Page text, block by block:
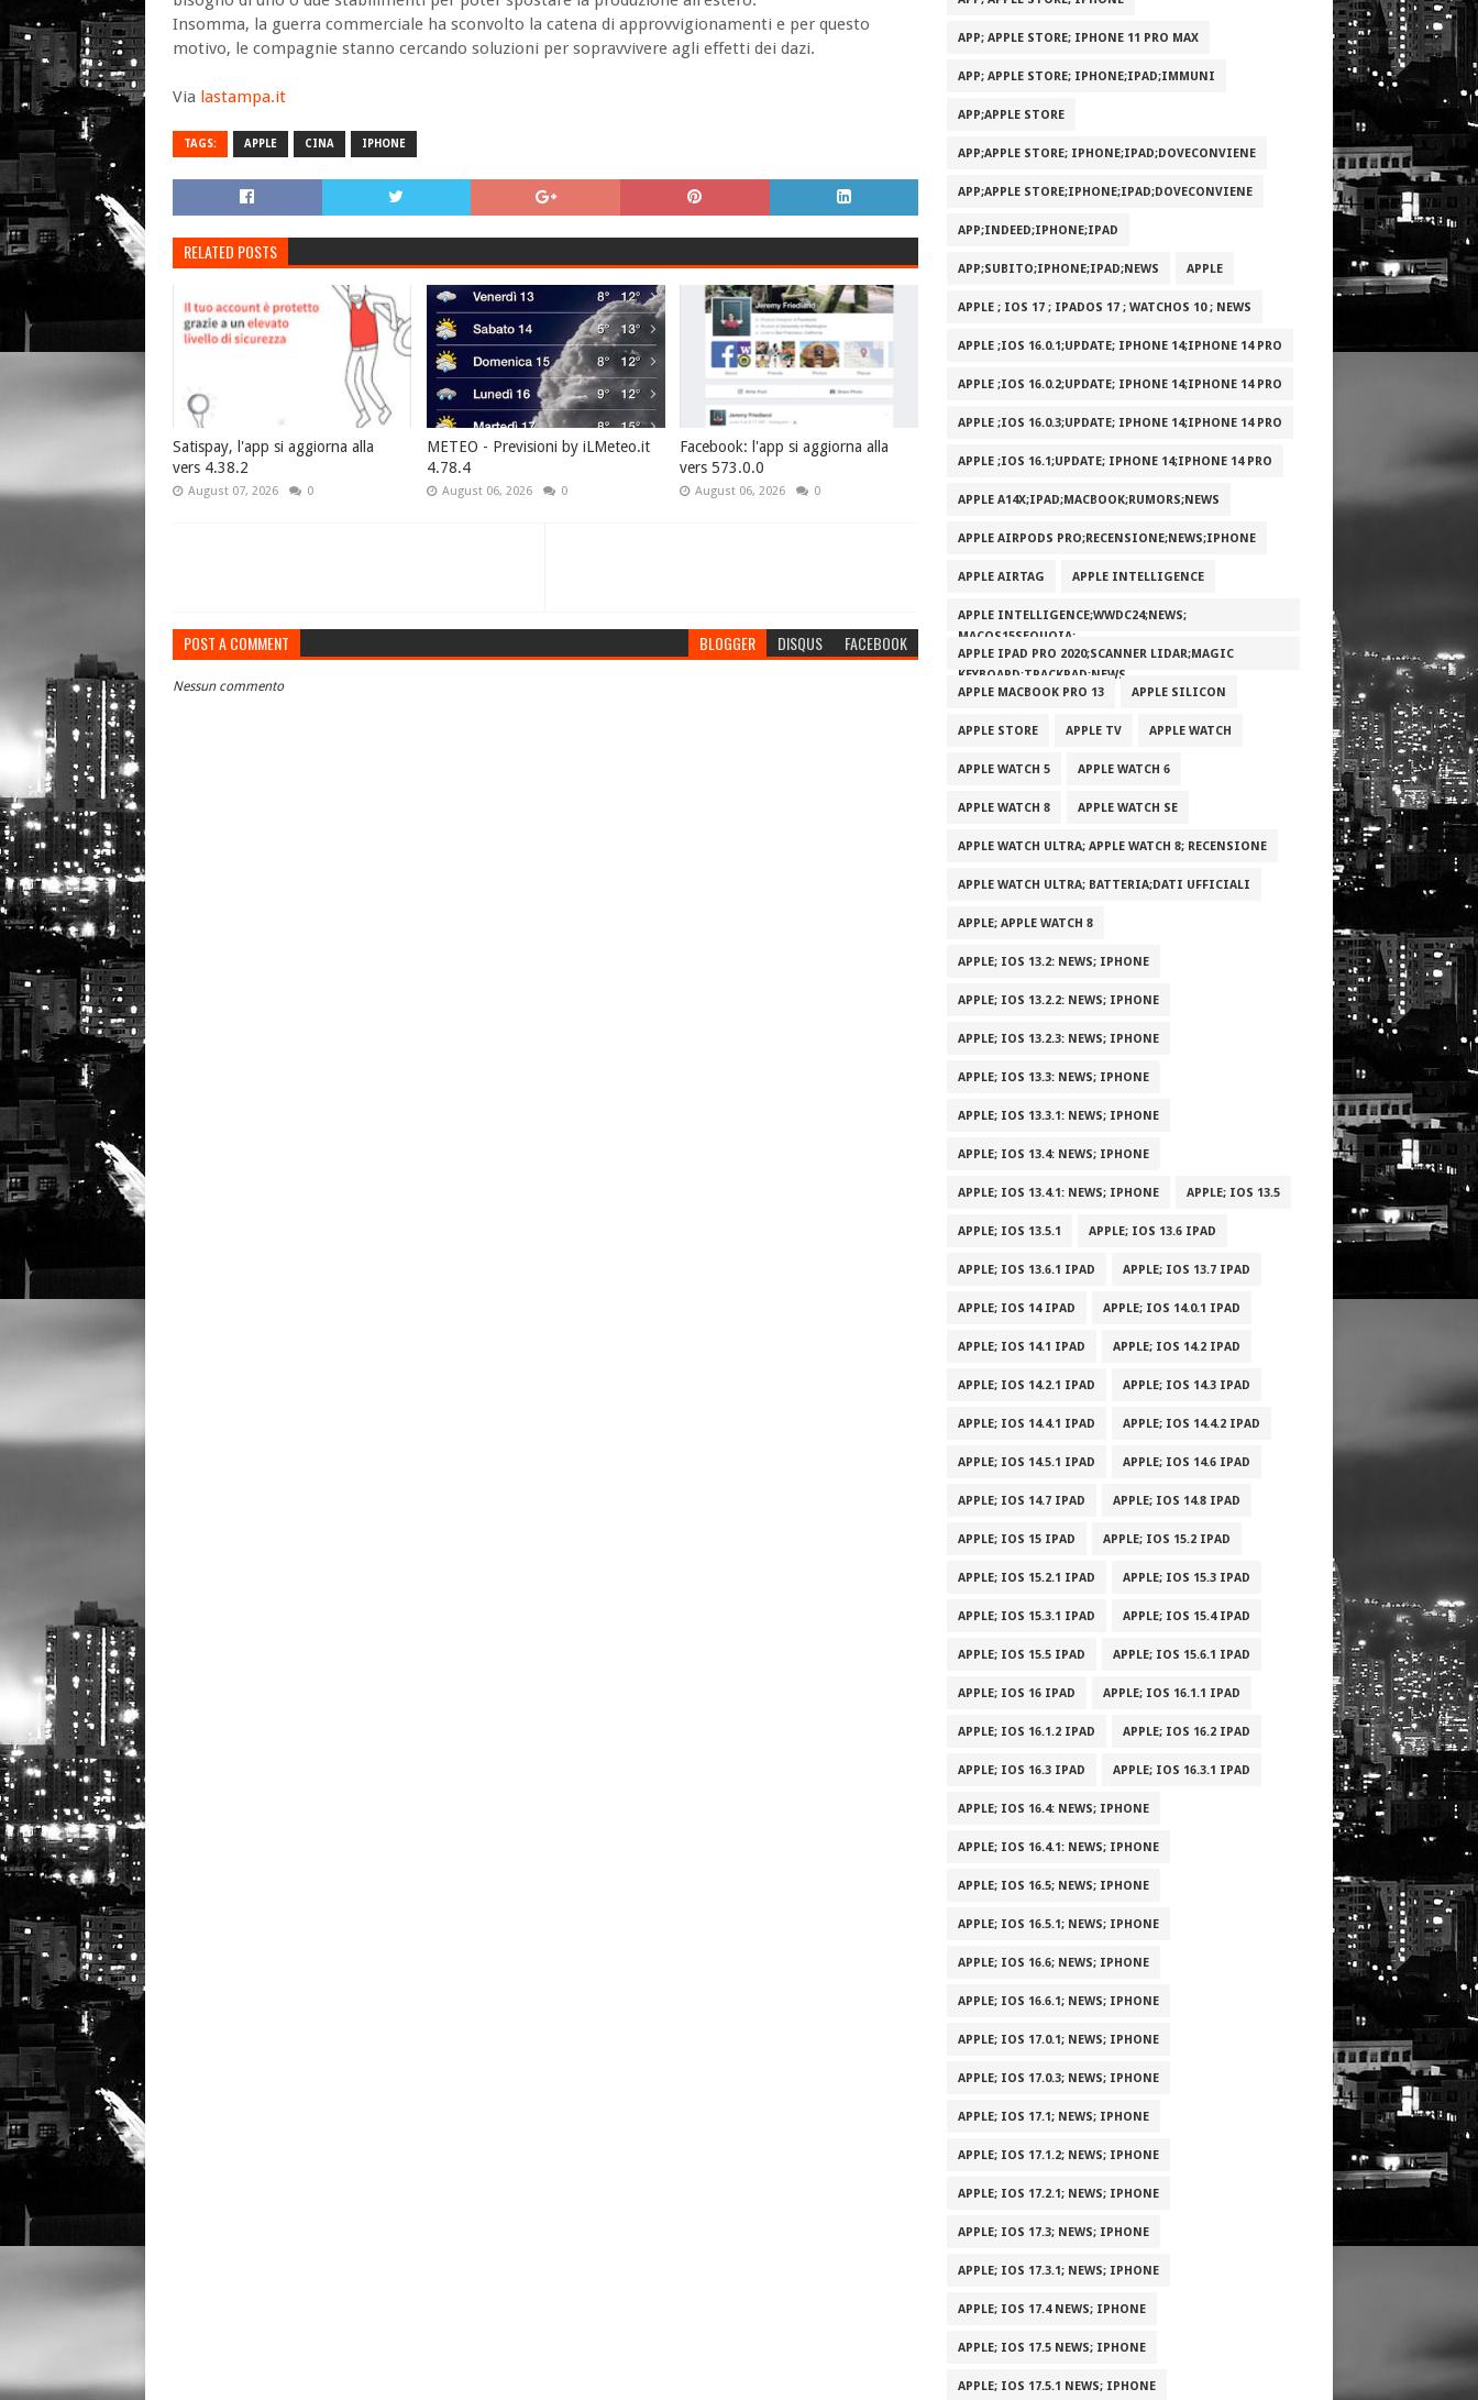
Insomma, la guerra commerciale ha sconvolto la catena di approvvigionamenti e per questo
motivo, le compagnie stanno cercando soluzioni per sopravvivere agli effetti dei dazi.
Via lastampa.it
TAGS: APPLE CINA IPHONE
RELATED POSTS
Satispay, l'app si aggiorna alla
vers 4.38.2
August 07, 2026 0
METEO - Previsioni by iLMeteo.it
4.78.4
August 06, 2026 0
Facebook: l'app si aggiorna alla
vers 573.0.0
August 06, 2026 0
POST A COMMENT BLOGGER DISQUS FACEBOOK
Nessun commento
APP; APPLE STORE; IPHONE 11 PRO MAX
APP; APPLE STORE; IPHONE;IPAD;IMMUNI
APP;APPLE STORE
APP;APPLE STORE; IPHONE;IPAD;DOVECONVIENE
APP;APPLE STORE;IPHONE;IPAD;DOVECONVIENE
APP;INDEED;IPHONE;IPAD
APP;SUBITO;IPHONE;IPAD;NEWS APPLE
APPLE ; IOS 17 ; IPADOS 17 ; WATCHOS 10 ; NEWS
APPLE ;IOS 16.0.1;UPDATE; IPHONE 14;IPHONE 14 PRO
APPLE ;IOS 16.0.2;UPDATE; IPHONE 14;IPHONE 14 PRO
APPLE ;IOS 16.0.3;UPDATE; IPHONE 14;IPHONE 14 PRO
APPLE ;IOS 16.1;UPDATE; IPHONE 14;IPHONE 14 PRO
APPLE A14X;IPAD;MACBOOK;RUMORS;NEWS
APPLE AIRPODS PRO;RECENSIONE;NEWS;IPHONE
APPLE AIRTAG APPLE INTELLIGENCE
APPLE INTELLIGENCE;WWDC24;NEWS;
MACOS15SEQUOIA;
APPLE IPAD PRO 2020;SCANNER LIDAR;MAGIC
KEYBOARD;TRACKPAD;NEWS
APPLE MACBOOK PRO 13
APPLE SILICON
APPLE STORE APPLE TV APPLE WATCH
APPLE WATCH 5 APPLE WATCH 6
APPLE WATCH 8 APPLE WATCH SE
APPLE WATCH ULTRA; APPLE WATCH 8; RECENSIONE
APPLE WATCH ULTRA; BATTERIA;DATI UFFICIALI
APPLE; APPLE WATCH 8
APPLE; IOS 13.2: NEWS; IPHONE
APPLE; IOS 13.2.2: NEWS; IPHONE
APPLE; IOS 13.2.3: NEWS; IPHONE
APPLE; IOS 13.3: NEWS; IPHONE
APPLE; IOS 13.3.1: NEWS; IPHONE
APPLE; IOS 13.4: NEWS; IPHONE
APPLE; IOS 13.4.1: NEWS; IPHONE APPLE; IOS 13.5
APPLE; IOS 13.5.1 APPLE; IOS 13.6 IPAD
APPLE; IOS 13.6.1 IPAD APPLE; IOS 13.7 IPAD
APPLE; IOS 14 IPAD APPLE; IOS 14.0.1 IPAD
APPLE; IOS 14.1 IPAD APPLE; IOS 14.2 IPAD
APPLE; IOS 14.2.1 IPAD APPLE; IOS 14.3 IPAD
APPLE; IOS 14.4.1 IPAD APPLE; IOS 14.4.2 IPAD
APPLE; IOS 14.5.1 IPAD APPLE; IOS 14.6 IPAD
APPLE; IOS 14.7 IPAD APPLE; IOS 14.8 IPAD
APPLE; IOS 15 IPAD APPLE; IOS 15.2 IPAD
APPLE; IOS 15.2.1 IPAD APPLE; IOS 15.3 IPAD
APPLE; IOS 15.3.1 IPAD APPLE; IOS 15.4 IPAD
APPLE; IOS 15.5 IPAD APPLE; IOS 15.6.1 IPAD
APPLE; IOS 16 IPAD APPLE; IOS 16.1.1 IPAD
APPLE; IOS 16.1.2 IPAD APPLE; IOS 16.2 IPAD
APPLE; IOS 16.3 IPAD APPLE; IOS 16.3.1 IPAD
APPLE; IOS 16.4: NEWS; IPHONE
APPLE; IOS 16.4.1: NEWS; IPHONE
APPLE; IOS 16.5; NEWS; IPHONE
APPLE; IOS 16.5.1; NEWS; IPHONE
APPLE; IOS 16.6; NEWS; IPHONE
APPLE; IOS 16.6.1; NEWS; IPHONE
APPLE; IOS 17.0.1; NEWS; IPHONE
APPLE; IOS 17.0.3; NEWS; IPHONE
APPLE; IOS 17.1; NEWS; IPHONE
APPLE; IOS 17.1.2; NEWS; IPHONE
APPLE; IOS 17.2.1; NEWS; IPHONE
APPLE; IOS 17.3; NEWS; IPHONE
APPLE; IOS 17.3.1; NEWS; IPHONE
APPLE; IOS 17.4 NEWS; IPHONE
APPLE; IOS 17.5 NEWS; IPHONE
APPLE; IOS 17.5.1 NEWS; IPHONE